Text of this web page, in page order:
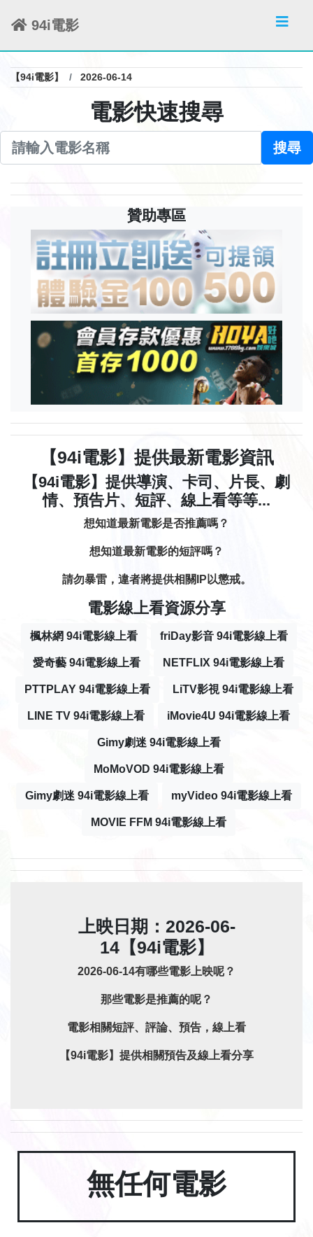
94i電影
【94i電影】 2026-06-14
電影快速搜尋
搜尋
贊助專區
【94i電影】提供最新電影資訊
【94i電影】提供導演、卡司、片長、劇
情、預告片、短評、線上看等等...
想知道最新電影是否推薦嗎？
想知道最新電影的短評嗎？
請勿暴雷，違者將提供相關IP以懲戒。
電影線上看資源分享
楓林網 94i電影線上看 friDay影音 94i電影線上看
愛奇藝 94i電影線上看 NETFLIX 94i電影線上看
PTTPLAY 94i電影線上看 LiTV影視 94i電影線上看
LINE TV 94i電影線上看 iMovie4U 94i電影線上看
Gimy劇迷 94i電影線上看
MoMoVOD 94i電影線上看
Gimy劇迷 94i電影線上看 myVideo 94i電影線上看
MOVIE FFM 94i電影線上看
上映日期：2026-06-
14【94i電影】
2026-06-14有哪些電影上映呢？
那些電影是推薦的呢？
電影相關短評、評論、預告，線上看
【94i電影】提供相關預告及線上看分享
無任何電影